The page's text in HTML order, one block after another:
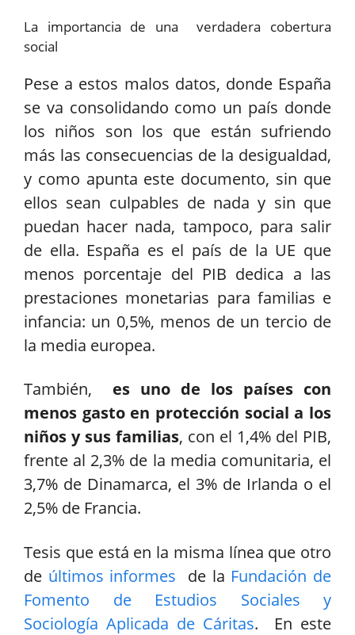
La importancia de una verdadera cobertura
social
Pese a estos malos datos, donde España
se va consolidando como un país donde
los niños son los que están sufriendo
más las consecuencias de la desigualdad,
y como apunta este documento, sin que
ellos sean culpables de nada y sin que
puedan hacer nada, tampoco, para salir
de ella. España es el país de la UE que
menos porcentaje del PIB dedica a las
prestaciones monetarias para familias e
infancia: un 0,5%, menos de un tercio de
la media europea.
También, es uno de los países con
menos gasto en protección social a los
niños y sus familias, con el 1,4% del PIB,
frente al 2,3% de la media comunitaria, el
3,7% de Dinamarca, el 3% de Irlanda o el
2,5% de Francia.
Tesis que está en la misma línea que otro
de últimos informes de la Fundación de
Fomento de Estudios Sociales y
Sociología Aplicada de Cáritas. En este